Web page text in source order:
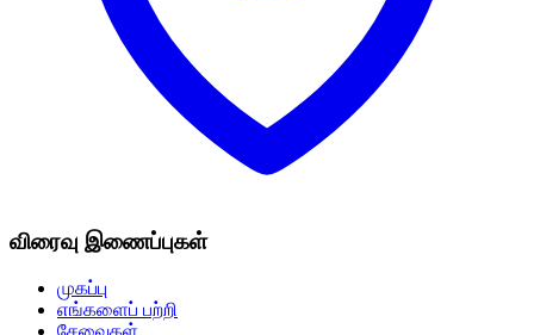
விரைவு இணைப்புகள்
முகப்பு
எங்களைப் பற்றி
சேவைகள்